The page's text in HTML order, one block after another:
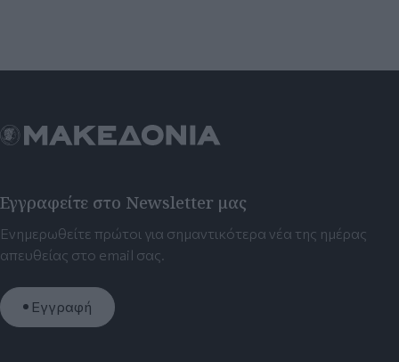
Εγγραφείτε στο Newsletter μας
Ενημερωθείτε πρώτοι για σημαντικότερα νέα της ημέρας
απευθείας στο email σας.
Εγγραφή